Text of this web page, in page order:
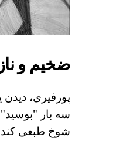
ضخیم و
پورفیری،
سه بار
شوخ طبعی